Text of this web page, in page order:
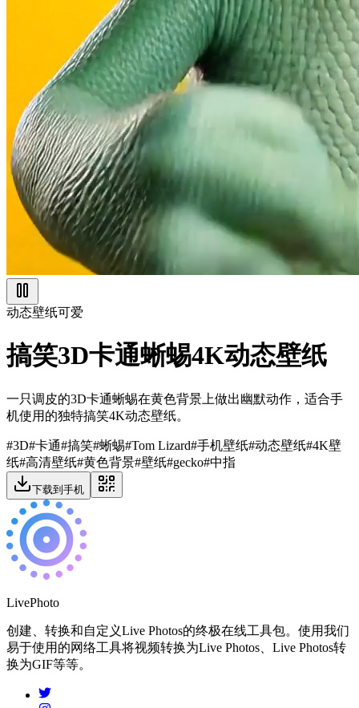
动态壁纸可爱
搞笑3D卡通蜥蜴4K动态壁纸
一只调皮的3D卡通蜥蜴在黄色背景上做出幽默动作，适合手
机使用的独特搞笑4K动态壁纸。
#3D#卡通#搞笑#蜥蜴#Tom Lizard#手机壁纸#动态壁纸#4K壁
纸#高清壁纸#黄色背景#壁纸#gecko#中指
下载到手机
LivePhoto
创建、转换和自定义Live Photos的终极在线工具包。使用我们
易于使用的网络工具将视频转换为Live Photos、Live Photos转
换为GIF等等。